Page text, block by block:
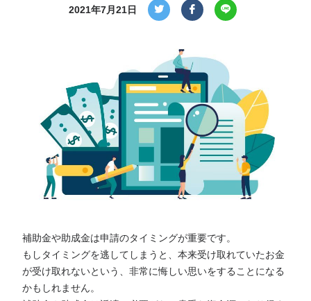
2021年7月21日
補助金や助成金は申請のタイミングが重要です。
もしタイミングを逃してしまうと、本来受け取れていたお金
が受け取れないという、非常に悔しい思いをすることになる
かもしれません。